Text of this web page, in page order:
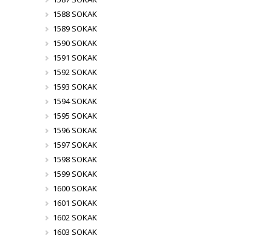
1588 SOKAK
1589 SOKAK
1590 SOKAK
1591 SOKAK
1592 SOKAK
1593 SOKAK
1594 SOKAK
1595 SOKAK
1596 SOKAK
1597 SOKAK
1598 SOKAK
1599 SOKAK
1600 SOKAK
1601 SOKAK
1602 SOKAK
1603 SOKAK